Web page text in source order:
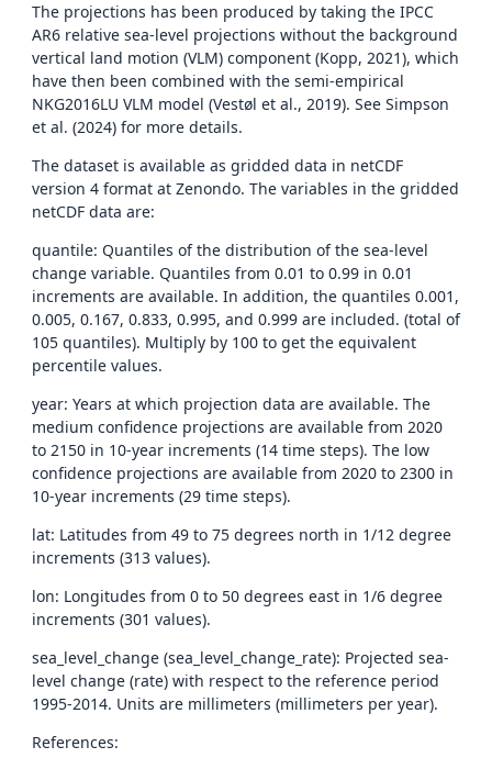
The projections has been produced by taking the IPCC
AR6 relative sea-level projections without the background
vertical land motion (VLM) component (Kopp, 2021), which
have then been combined with the semi-empirical
NKG2016LU VLM model (Vestøl et al., 2019). See Simpson
et al. (2024) for more details.
The dataset is available as gridded data in netCDF
version 4 format at Zenondo. The variables in the gridded
netCDF data are:
quantile: Quantiles of the distribution of the sea-level
change variable. Quantiles from 0.01 to 0.99 in 0.01
increments are available. In addition, the quantiles 0.001,
0.005, 0.167, 0.833, 0.995, and 0.999 are included. (total of
105 quantiles). Multiply by 100 to get the equivalent
percentile values.
year: Years at which projection data are available. The
medium confidence projections are available from 2020
to 2150 in 10-year increments (14 time steps). The low
confidence projections are available from 2020 to 2300 in
10-year increments (29 time steps).
lat: Latitudes from 49 to 75 degrees north in 1/12 degree
increments (313 values).
lon: Longitudes from 0 to 50 degrees east in 1/6 degree
increments (301 values).
sea_level_change (sea_level_change_rate): Projected sea-
level change (rate) with respect to the reference period
1995-2014. Units are millimeters (millimeters per year).
References: